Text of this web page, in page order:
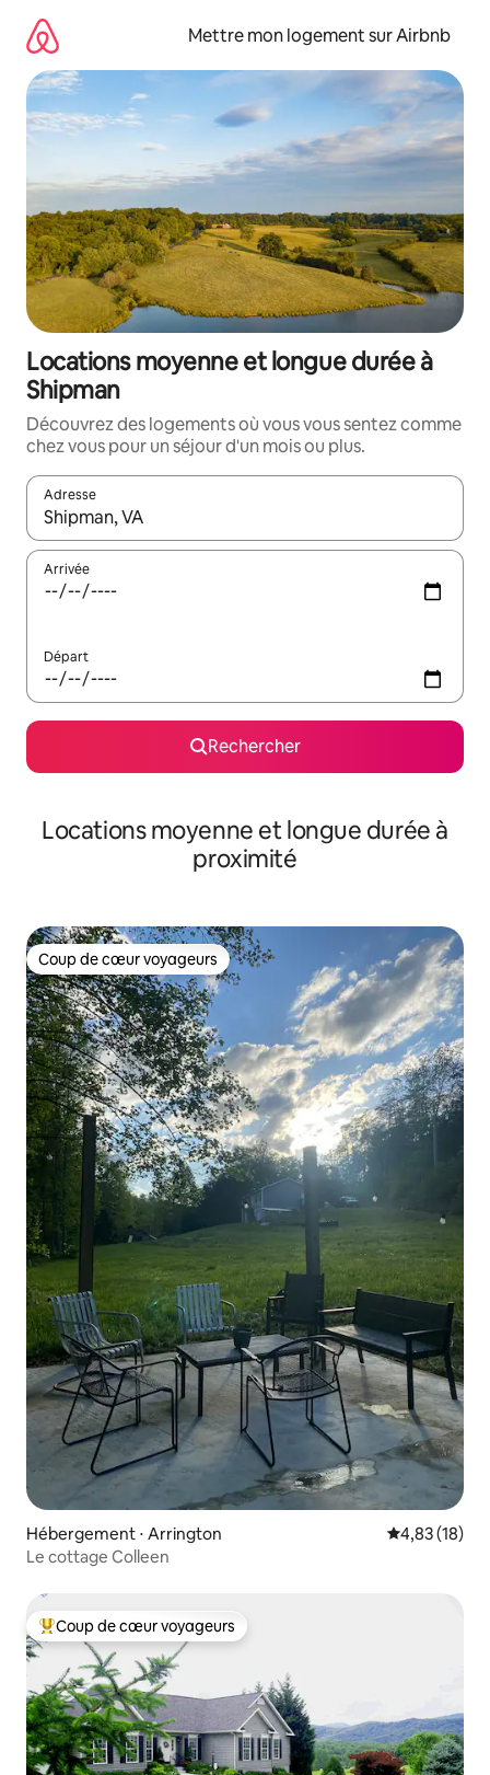
directement
contenu
Mettre mon logement sur Airbnb
Locations moyenne et longue durée à
Shipman
Découvrez des logements où vous vous sentez comme
chez vous pour un séjour d'un mois ou plus.
Adresse
Lorsque les résultats s'affichent, utilisez les flèches vers le
Arrivée
Départ
Rechercher
Locations moyenne et longue durée à
proximité
Coup de cœur voyageurs
Coup de cœur voyageurs
Hébergement ⋅ Arrington Évaluation
4,83 (18)
Le cottage Colleen
Coups de cœur voyageurs les plus appréciés
Coup de cœur voyageurs